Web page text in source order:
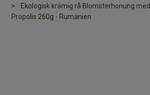
Ekologisk krämig rå Blomsterhonung
Propolis 260g - Rumänien